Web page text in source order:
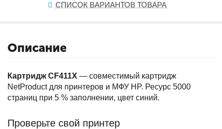
СПИСОК ВАРИАНТОВ ТОВАРА
Описание
Картридж CF411X — совместимый картридж
NetProduct для принтеров и МФУ HP. Ресурс 5000
страниц при 5 % заполнении, цвет синий.
Проверьте свой принтер